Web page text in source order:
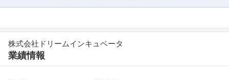
株式会社ドリームインキュベータ
業績情報